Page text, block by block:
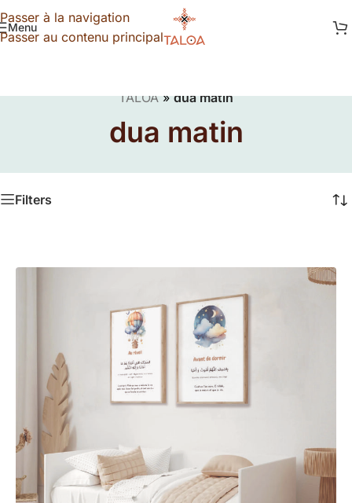
Passer à la navigation
Passer au contenu principal
Menu
TALOA»dua matin
dua matin
Filters